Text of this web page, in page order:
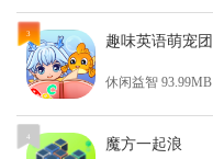
3 趣味英语萌宠团
休闲益智 93.99MB
4 魔方一起浪